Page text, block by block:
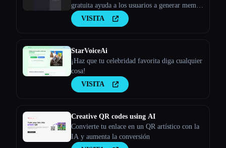
gratuita ayuda a los usuarios a generar memes
gif personalizados. Pueden compartir su
trabajo con amigos y familiares, y el
VISITA
StarVoiceAi
¡Haz que tu celebridad favorita diga cualquier
cosa!
VISITA
Creative QR codes using AI
Convierte tu enlace en un QR artístico con la
IA y aumenta la conversión